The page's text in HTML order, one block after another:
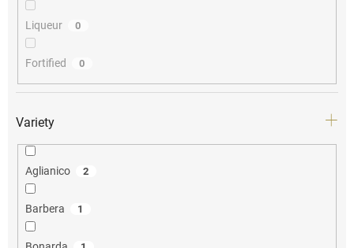
Liqueur 0
Fortified 0
Variety
Aglianico 2
Barbera 1